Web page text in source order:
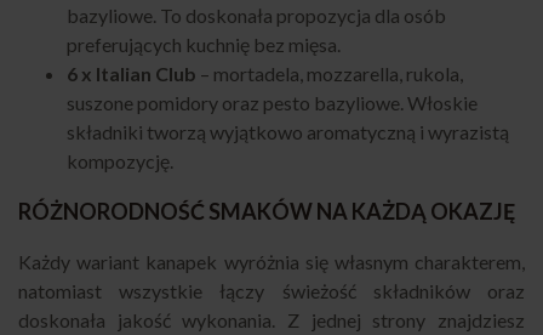
bazyliowe. To doskonała propozycja dla osób
preferujących kuchnię bez mięsa.
6 x Italian Club – mortadela, mozzarella, rukola,
suszone pomidory oraz pesto bazyliowe. Włoskie
składniki tworzą wyjątkowo aromatyczną i wyrazistą
kompozycję.
RÓŻNORODNOŚĆ SMAKÓW NA KAŻDĄ OKAZJĘ
Każdy wariant kanapek wyróżnia się własnym charakterem,
natomiast wszystkie łączy świeżość składników oraz
doskonała jakość wykonania. Z jednej strony znajdziesz